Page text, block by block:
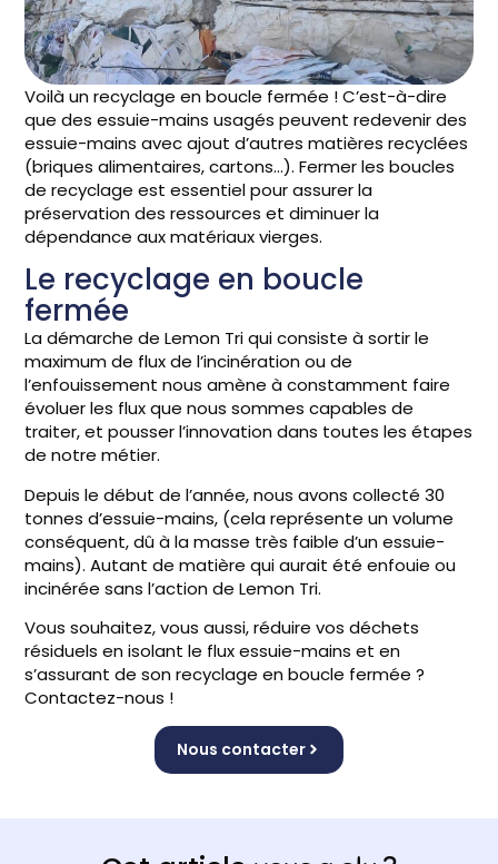
Voilà un recyclage en boucle fermée ! C’est-à-dire
que des essuie-mains usagés peuvent redevenir des
essuie-mains avec ajout d’autres matières recyclées
(briques alimentaires, cartons…). Fermer les boucles
de recyclage est essentiel pour assurer la
préservation des ressources et diminuer la
dépendance aux matériaux vierges.
Le recyclage en boucle
fermée
La démarche de Lemon Tri qui consiste à sortir le
maximum de flux de l’incinération ou de
l’enfouissement nous amène à constamment faire
évoluer les flux que nous sommes capables de
traiter, et pousser l’innovation dans toutes les étapes
de notre métier.
Depuis le début de l’année, nous avons collecté 30
tonnes d’essuie-mains, (cela représente un volume
conséquent, dû à la masse très faible d’un essuie-
mains). Autant de matière qui aurait été enfouie ou
incinérée sans l’action de Lemon Tri.
Vous souhaitez, vous aussi, réduire vos déchets
résiduels en isolant le flux essuie-mains et en
s’assurant de son recyclage en boucle fermée ?
Contactez-nous !
Nous contacter